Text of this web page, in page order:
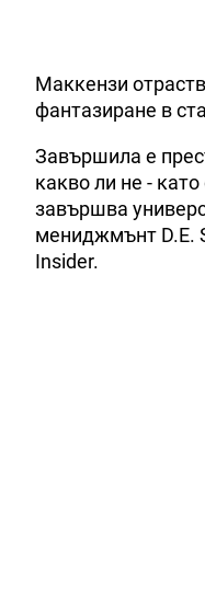
Маккензи
фантазиране в
Завършила е
какво ли не -
завършва
мениджмънт D.E.
Insider.